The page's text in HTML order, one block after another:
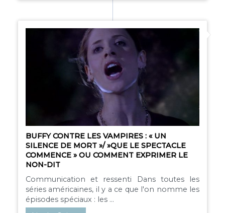
BUFFY CONTRE LES VAMPIRES : « UN
SILENCE DE MORT »/ »QUE LE SPECTACLE
COMMENCE » OU COMMENT EXPRIMER LE
NON-DIT
Communication et ressenti Dans toutes les
séries américaines, il y a ce que l'on nomme les
épisodes spéciaux : les ...